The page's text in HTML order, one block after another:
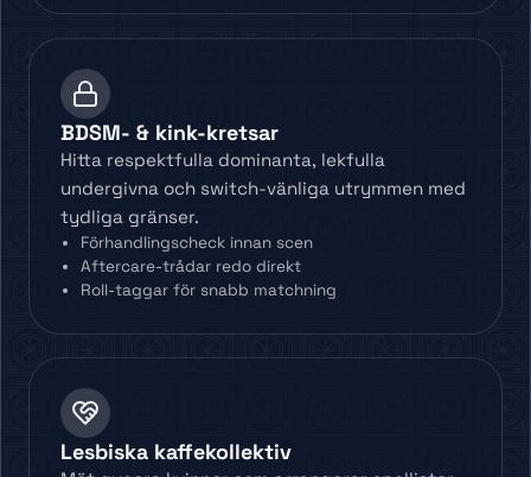
BDSM- & kink-kretsar
Hitta respektfulla dominanta, lekfulla
undergivna och switch-vänliga utrymmen med
tydliga gränser.
Förhandlingscheck innan scen
Aftercare-trådar redo direkt
Roll-taggar för snabb matchning
Lesbiska kaffekollektiv